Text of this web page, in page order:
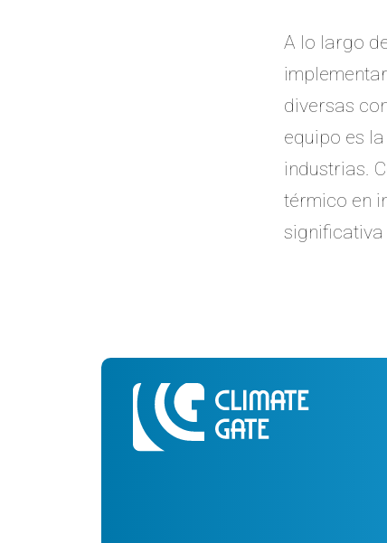
A lo largo
diversas
equipo es
industrias.
térmico en
significativa